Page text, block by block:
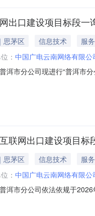
出口建设项目标段一
思茅区 信息技术
服务
： 中国广电云南网络有限
洱市分公司现进行“普洱市
容：本次询价采购共1个
联网出口建设项目
思茅区 信息技术
服务
： 中国广电云南网络有限
洱市分公司依法依规于
商关注近期招标公告。特